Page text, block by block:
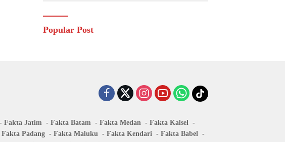
Popular Post
Fakta Jatim Fakta Batam Fakta Medan
Fakta Kalsel
Fakta Padang Fakta Maluku Fakta Kendari
Fakta Babel